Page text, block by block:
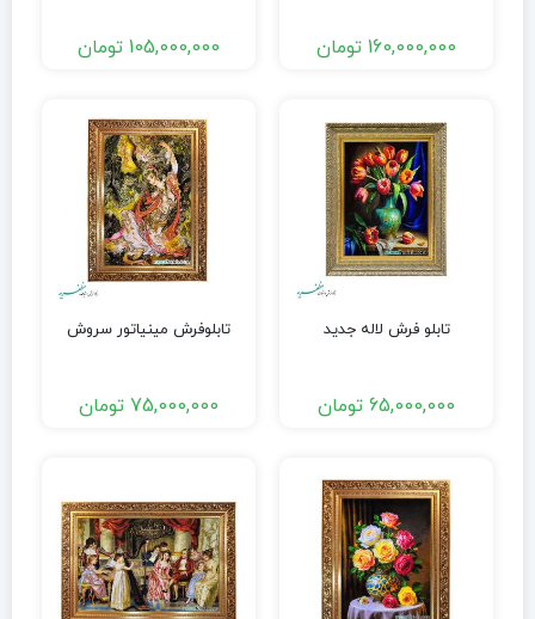
160,000,000 تومان 105,000,000 تومان
تابلو فرش لاله جدید
65,000,000 تومان
تابلوفرش مینیاتور سروش
75,000,000 تومان